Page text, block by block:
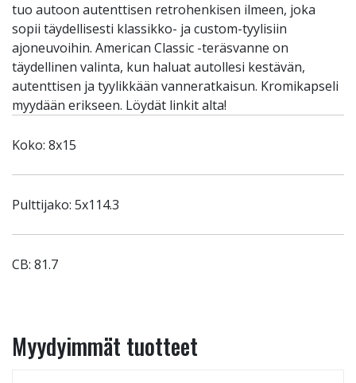
tuo autoon autenttisen retrohenkisen ilmeen, joka
sopii täydellisesti klassikko- ja custom-tyylisiin
ajoneuvoihin. American Classic -teräsvanne on
täydellinen valinta, kun haluat autollesi kestävän,
autenttisen ja tyylikkään vanneratkaisun. Kromikapseli
myydään erikseen. Löydät linkit alta!
Koko: 8x15
Pulttijako: 5x114.3
CB: 81.7
Myydyimmät tuotteet